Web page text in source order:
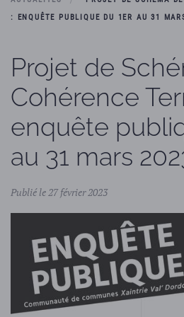
: ENQUÊTE PUBLIQUE DU 1ER AU 31
Projet de
Cohérence
enquête
au 31 mars
Publié le 27 février 2023